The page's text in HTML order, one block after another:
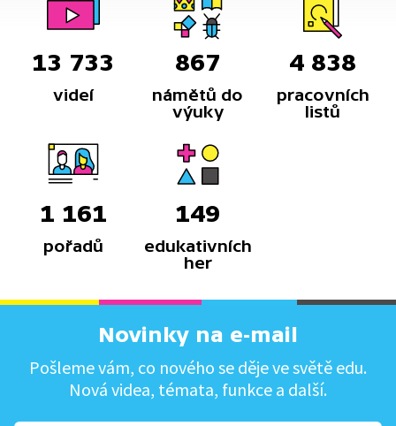
13 733
videí
867
námětů do
výuky
4 838
pracovních
listů
1 161
pořadů
149
edukativních
her
Novinky na e-mail
Pošleme vám, co nového se děje ve světě edu.
Nová videa, témata, funkce a další.